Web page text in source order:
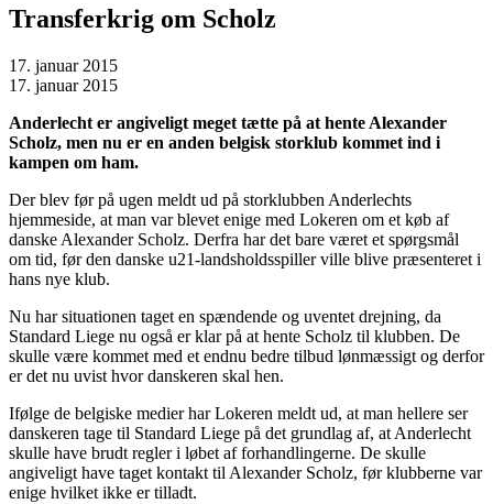
Transferkrig om Scholz
17. januar 2015
17. januar 2015
Anderlecht er angiveligt meget tætte på at hente Alexander
Scholz, men nu er en anden belgisk storklub kommet ind i
kampen om ham.
Der blev før på ugen meldt ud på storklubben Anderlechts
hjemmeside, at man var blevet enige med Lokeren om et køb af
danske Alexander Scholz. Derfra har det bare været et spørgsmål
om tid, før den danske u21-landsholdsspiller ville blive præsenteret i
hans nye klub.
Nu har situationen taget en spændende og uventet drejning, da
Standard Liege nu også er klar på at hente Scholz til klubben. De
skulle være kommet med et endnu bedre tilbud lønmæssigt og derfor
er det nu uvist hvor danskeren skal hen.
Ifølge de belgiske medier har Lokeren meldt ud, at man hellere ser
danskeren tage til Standard Liege på det grundlag af, at Anderlecht
skulle have brudt regler i løbet af forhandlingerne. De skulle
angiveligt have taget kontakt til Alexander Scholz, før klubberne var
enige hvilket ikke er tilladt.